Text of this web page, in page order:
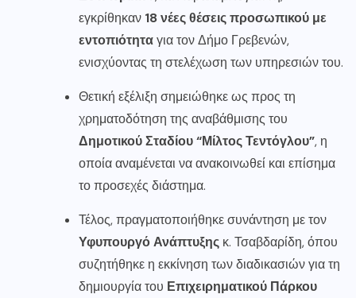
εγκρίθηκαν 18 νέες θέσεις προσωπικού με
εντοπιότηταγια τον Δήμο Γρεβενών,
ενισχύοντας τη στελέχωση των υπηρεσιών του.
Θετική εξέλιξη σημειώθηκε ως προς τη
χρηματοδότηση της αναβάθμισης του
Δημοτικού Σταδίου “Μίλτος Τεντόγλου”, η
οποία αναμένεται να ανακοινωθεί και επίσημα
το προσεχές διάστημα.
Τέλος, πραγματοποιήθηκε συνάντηση με τον
Υφυπουργό Ανάπτυξης κ. Τσαβδαρίδη, όπου
συζητήθηκε η εκκίνηση των διαδικασιών για τη
δημιουργία του Επιχειρηματικού Πάρκου